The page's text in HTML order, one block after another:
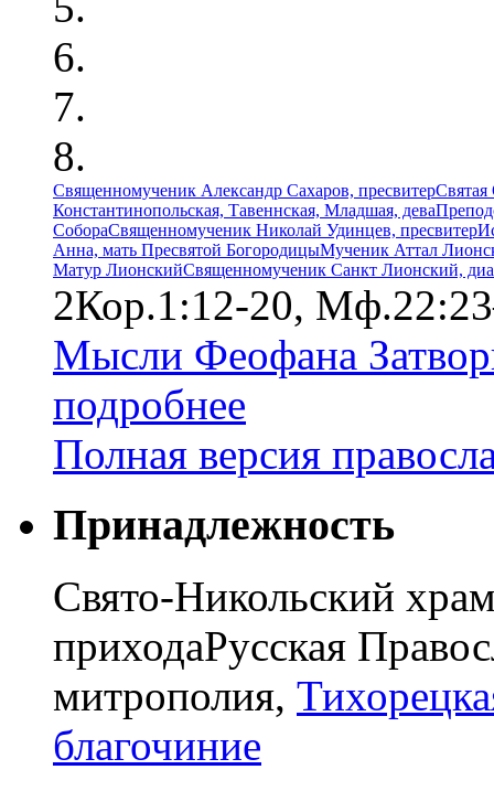
Священномученик Александр Сахаров, пресвитерСвятая
Константинопольская, Тавеннская, Младшая, дева
СобораСвященномученик Николай Удинцев, пресвитер
Анна, мать Пресвятой БогородицыМученик Аттал
Матур ЛионскийСвященномученик Санкт Лионский,
2Кор.1:12-20,
Мысли Феофана
подробнее
Полная версия
Принадлежность
Свято-Никольский
приходаРусская
митрополия,
благочиние